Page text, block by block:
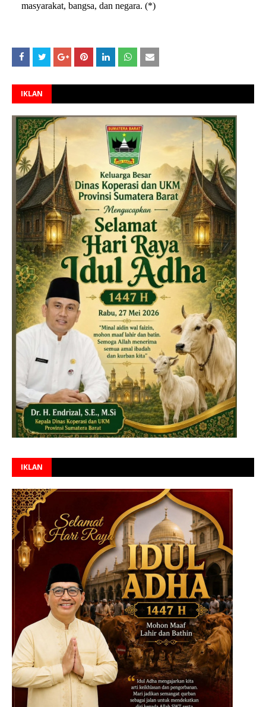
masyarakat, bangsa, dan negara. (*)
IKLAN
IKLAN